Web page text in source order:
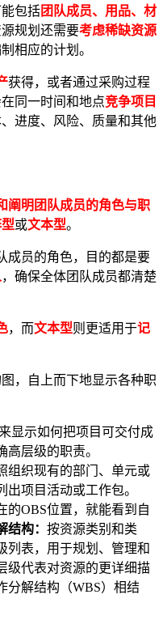
包括团队成员、用品、材
规划还需要考虑稀缺资源
相应的计划。
获得，或者通过采购过程
同一时间和地点竞争项目
进度、风险、质量和其他
阐明团队成员的角色与职
或文本型。
成员的角色，目的都是要
，确保全体团队成员都清楚
，而文本型则更适用于记
，自上而下地显示各种职
显示如何把项目可交付成
层级的职责。
组织现有的部门、单元或
出项目活动或工作包。
的OBS位置，就能看到自
结构： 按资源类别和类
列表，用于规划、管理和
级代表对资源的更详细描
分解结构（WBS）相结